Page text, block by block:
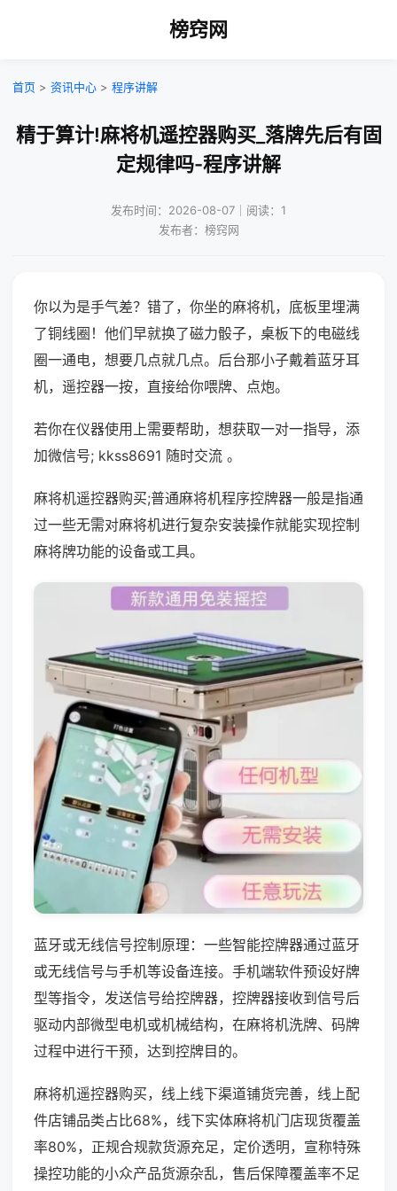
榜窍网
首页 > 资讯中心 > 程序讲解
精于算计!麻将机遥控器购买_落牌先后有固
定规律吗-程序讲解
发布时间：2026-08-07｜阅读：1
发布者：榜窍网
你以为是手气差？错了，你坐的麻将机，底板里埋满
了铜线圈！他们早就换了磁力骰子，桌板下的电磁线
圈一通电，想要几点就几点。后台那小子戴着蓝牙耳
机，遥控器一按，直接给你喂牌、点炮。
若你在仪器使用上需要帮助，想获取一对一指导，添
加微信号; kkss8691 随时交流 。
麻将机遥控器购买;普通麻将机程序控牌器一般是指通
过一些无需对麻将机进行复杂安装操作就能实现控制
麻将牌功能的设备或工具。
蓝牙或无线信号控制原理：一些智能控牌器通过蓝牙
或无线信号与手机等设备连接。手机端软件预设好牌
型等指令，发送信号给控牌器，控牌器接收到信号后
驱动内部微型电机或机械结构，在麻将机洗牌、码牌
过程中进行干预，达到控牌目的。
麻将机遥控器购买，线上线下渠道铺货完善，线上配
件店铺品类占比68%，线下实体麻将机门店现货覆盖
率80%，正规合规款货源充足，定价透明，宣称特殊
操控功能的小众产品货源杂乱，售后保障覆盖率不足